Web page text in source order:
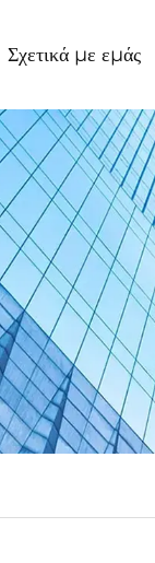
Σχετικά με εμάς